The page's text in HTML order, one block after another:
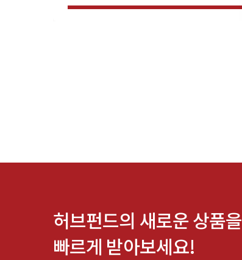
허브펀드의 새로운 상품을
빠르게 받아보세요!